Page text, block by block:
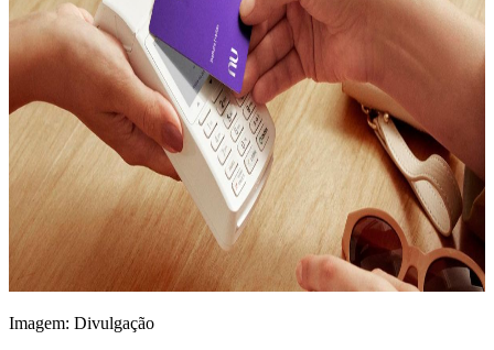
Imagem: Divulgação